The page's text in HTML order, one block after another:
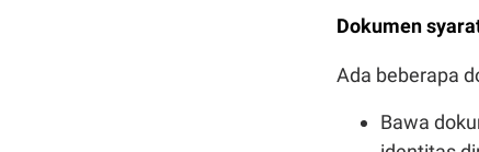
Dokumen
Ada beberapa
Bawa